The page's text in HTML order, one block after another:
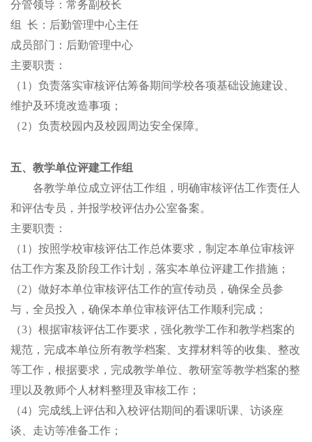
分管领导：常务副校长
组 长：后勤管理中心主任
成员部门：后勤管理中心
主要职责：
（1）负责落实审核评估筹备期间学校各项基础设施建设、
维护及环境改造事项；
（2）负责校园内及校园周边安全保障。
五、教学单位评建工作组
各教学单位成立评估工作组，明确审核评估工作责任人
和评估专员，并报学校评估办公室备案。
主要职责：
（1）按照学校审核评估工作总体要求，制定本单位审核评
估工作方案及阶段工作计划，落实本单位评建工作措施；
（2）做好本单位审核评估工作的宣传动员，确保全员参
与，全员投入，确保本单位审核评估工作顺利完成；
（3）根据审核评估工作要求，强化教学工作和教学档案的
规范，完成本单位所有教学档案、支撑材料等的收集、整改
等工作，根据要求，完成教学单位、教研室等教学档案的整
理以及教师个人材料整理及审核工作；
（4）完成线上评估和入校评估期间的看课听课、访谈座
谈、走访等准备工作；